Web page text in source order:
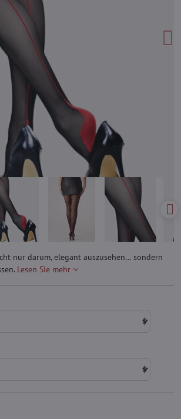
nur darum, elegant auszusehen… sondern
Lesen Sie mehr